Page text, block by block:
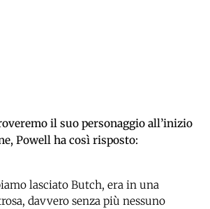
il suo personaggio all’inizio
Powell ha così risposto:
lasciato Butch, era in una
davvero senza più nessuno